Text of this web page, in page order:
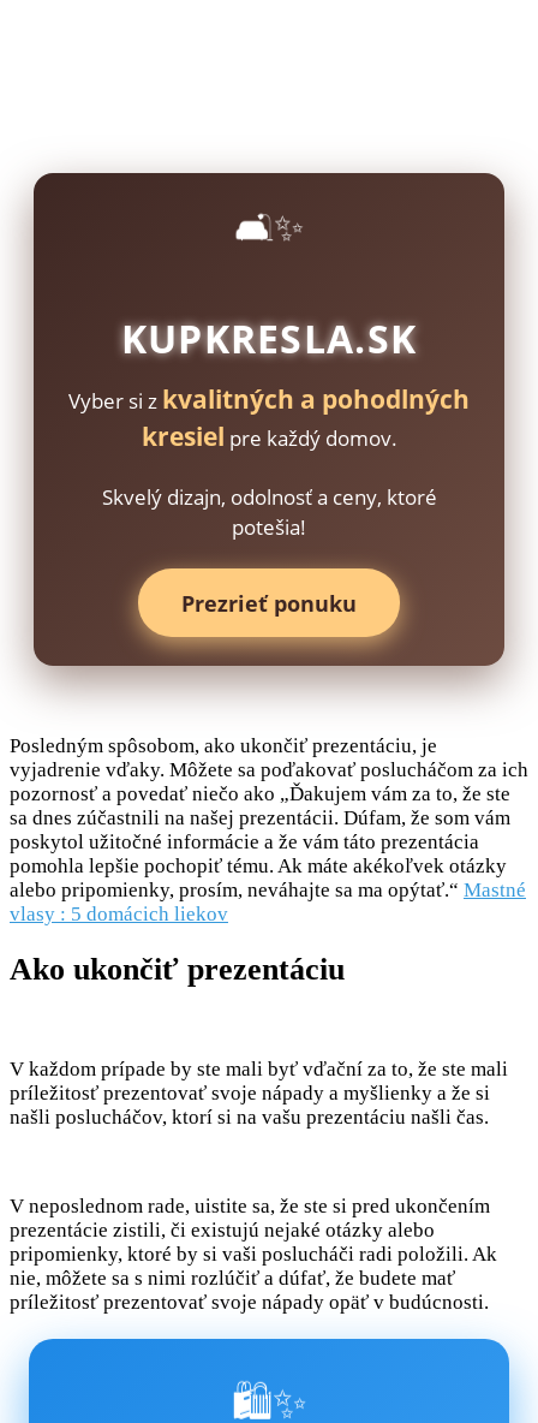
🛋️✨
KUPKRESLA.SK
Vyber si z kvalitných a pohodlných
kresiel pre každý domov.
Skvelý dizajn, odolnosť a ceny, ktoré
potešia!
Prezrieť ponuku
Posledným spôsobom, ako ukončiť prezentáciu, je
vyjadrenie vďaky. Môžete sa poďakovať poslucháčom za ich
pozornosť a povedať niečo ako „Ďakujem vám za to, že ste
sa dnes zúčastnili na našej prezentácii. Dúfam, že som vám
poskytol užitočné informácie a že vám táto prezentácia
pomohla lepšie pochopiť tému. Ak máte akékoľvek otázky
alebo pripomienky, prosím, neváhajte sa ma opýtať.“ Mastné
vlasy : 5 domácich liekov
Ako ukončiť prezentáciu
V každom prípade by ste mali byť vďační za to, že ste mali
príležitosť prezentovať svoje nápady a myšlienky a že si
našli poslucháčov, ktorí si na vašu prezentáciu našli čas.
V neposlednom rade, uistite sa, že ste si pred ukončením
prezentácie zistili, či existujú nejaké otázky alebo
pripomienky, ktoré by si vaši poslucháči radi položili. Ak
nie, môžete sa s nimi rozlúčiť a dúfať, že budete mať
príležitosť prezentovať svoje nápady opäť v budúcnosti.
🛍️✨